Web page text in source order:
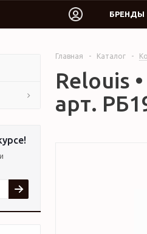
БРЕНДЫ
Главная - Каталог -
Relouis
арт.